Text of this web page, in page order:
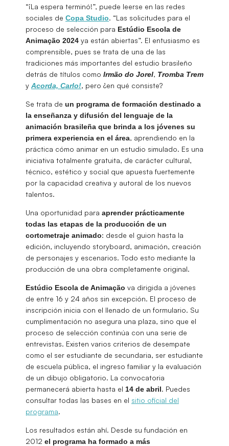
“¡La espera terminó!”, puede leerse en las redes
sociales de Copa Studio. “Las solicitudes para el
proceso de selección para Estúdio Escola de
Animação 2024 ya están abiertas”. El entusiasmo es
comprensible, pues se trata de una de las
tradiciones más importantes del estudio brasileño
detrás de títulos como Irmão do Jorel, Tromba Trem
y Acorda, Carlo!, pero ¿en qué consiste?
Se trata de un programa de formación destinado a
la enseñanza y difusión del lenguaje de la
animación brasileña que brinda a los jóvenes su
primera experiencia en el área, aprendiendo en la
práctica cómo animar en un estudio simulado. Es una
iniciativa totalmente gratuita, de carácter cultural,
técnico, estético y social que apuesta fuertemente
por la capacidad creativa y autoral de los nuevos
talentos.
Una oportunidad para aprender prácticamente
todas las etapas de la producción de un
cortometraje animado: desde el guion hasta la
edición, incluyendo storyboard, animación, creación
de personajes y escenarios. Todo esto mediante la
producción de una obra completamente original.
Estúdio Escola de Animação va dirigida a jóvenes
de entre 16 y 24 años sin excepción. El proceso de
inscripción inicia con el llenado de un formulario. Su
cumplimentación no asegura una plaza, sino que el
proceso de selección continúa con una serie de
entrevistas. Existen varios criterios de desempate
como el ser estudiante de secundaria, ser estudiante
de escuela pública, el ingreso familiar y la evaluación
de un dibujo obligatorio. La convocatoria
permanecerá abierta hasta el 14 de abril. Puedes
consultar todas las bases en el sitio oficial del
programa.
Los resultados están ahí. Desde su fundación en
2012 el programa ha formado a más